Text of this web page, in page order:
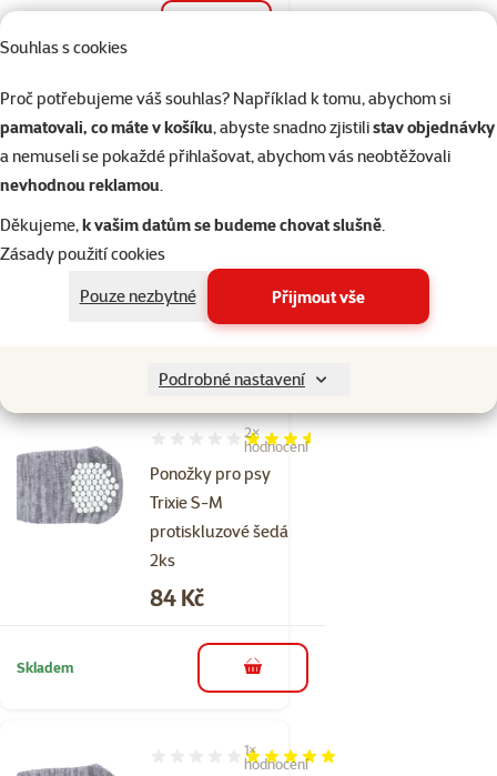
Souhlas s cookies
Proč potřebujeme váš souhlas? Například k tomu, abychom si
pamatovali, co máte v košíku, abyste snadno zjistilistav objednávky
a nemuseli se pokaždé přihlašovat, abychom vás neobtěžovali
nevhodnou reklamou.
Děkujeme,k vašim datům se budeme chovat slušně.
Zásady použití cookies
Pouze nezbytné
Přijmout vše
Podrobné nastavení
Kabát Trixie
Riom S 40cm
modrý
Hodnocení 0%
Cena
659 Kč
Ponožky pro psy
Trixie S-M
protiskluzové šedá
2ks
Hodnocení 70%, počet hodnocení: 2
2×
hodnocení
Cena
84 Kč
Skladem do košíku
Hodnocení 100%, počet hodnocení: 1
1×
hodnocení